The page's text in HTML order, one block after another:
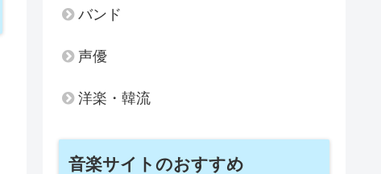
バンド
声優
洋楽・韓流
音楽サイトのおすすめ